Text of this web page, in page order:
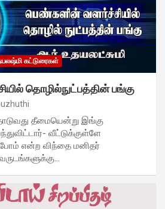
கட்டுரைகள்
தொழில்நுட்பத்தின் பங்கு
தீமையென்று இங்கு
வீட்டுக்குள்ளே
என்ற விந்தை மனிதர்